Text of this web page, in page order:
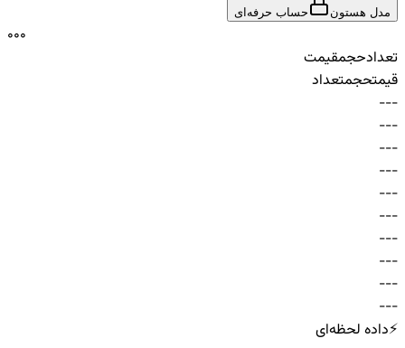
مدل هستون حساب حرفه‌ای
000
تعدادحجمقیمت
قیمتحجمتعداد
-
-
-
-
-
-
-
-
-
-
-
-
-
-
-
-
-
-
-
-
-
-
-
-
-
-
-
-
-
-
⚡داده لحظه‌ای